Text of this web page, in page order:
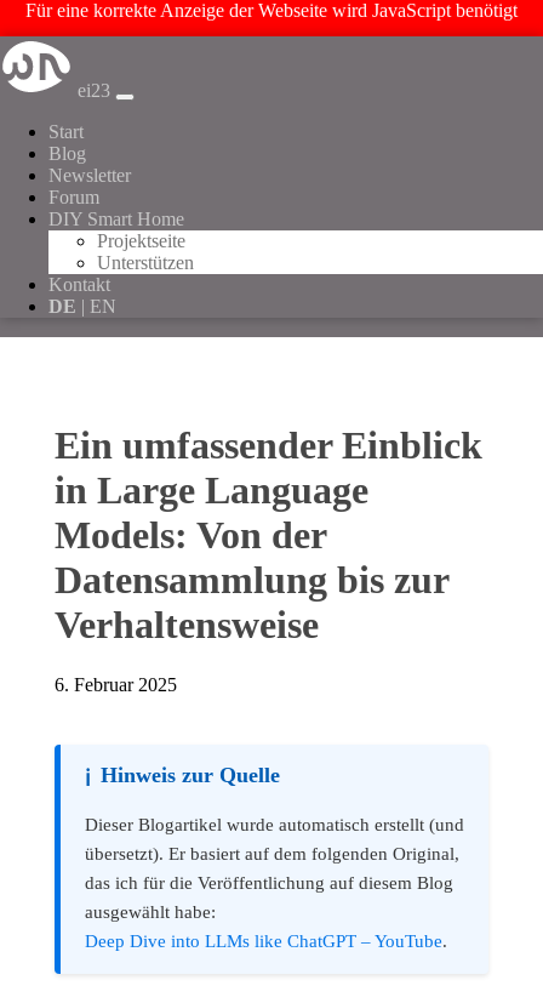
Für eine korrekte Anzeige der Webseite wird JavaScript benötigt
ei23
Start
Blog
Newsletter
Forum
DIY Smart Home
Projektseite
Unterstützen
Kontakt
DE | EN
Ein umfassender Einblick
in Large Language
Models: Von der
Datensammlung bis zur
Verhaltensweise
6. Februar 2025
ℹ️ Hinweis zur Quelle
Dieser Blogartikel wurde automatisch erstellt (und
übersetzt). Er basiert auf dem folgenden Original,
das ich für die Veröffentlichung auf diesem Blog
ausgewählt habe:
Deep Dive into LLMs like ChatGPT – YouTube.